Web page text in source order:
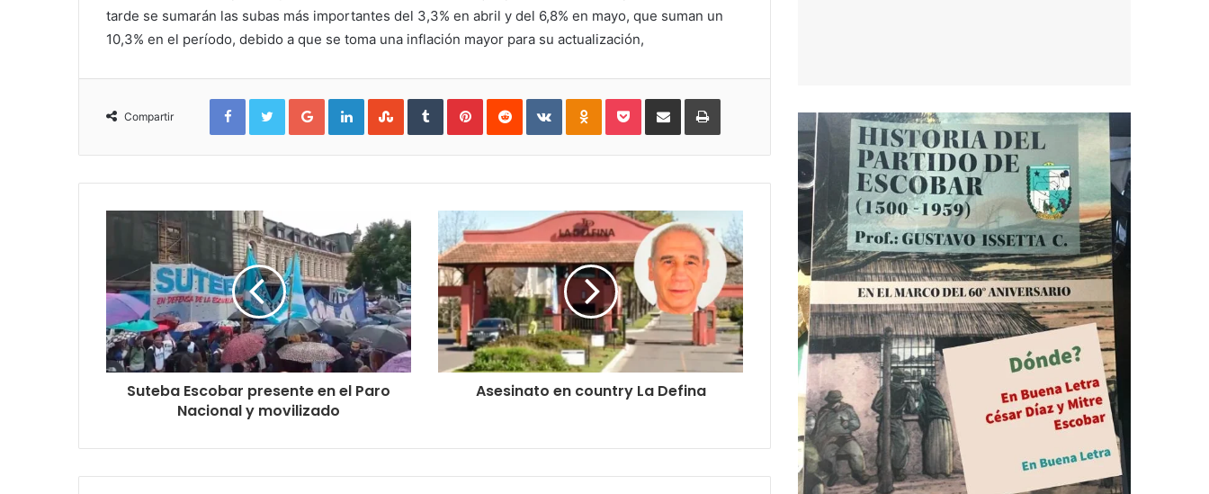
tarde se sumarán las subas más importantes del 3,3% en abril y del 6,8% en mayo, que suman un
10,3% en el período, debido a que se toma una inflación mayor para su actualización,
Compartir
FacebookTwitterGoogle+LinkedInStumbleUpon
TumblrPinterestReddit VKontakteOdnoklassniki
PocketCompartirImprimir
Suteba Escobar presente en el Paro
Nacional y movilizado
Asesinato en country La Defina